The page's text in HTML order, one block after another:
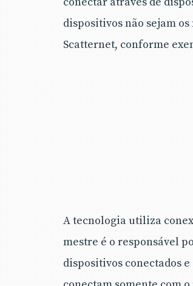
dispositivos não sejam
Scatternet, conforme
A tecnologia utiliza
mestre é o responsável
dispositivos conectados